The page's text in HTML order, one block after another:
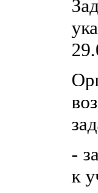
-
к